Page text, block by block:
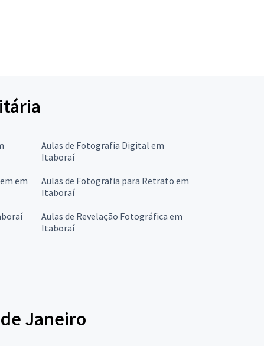
Aulas de Fotografia Digital em
Itaboraí
em
Aulas de Fotografia para Retrato em
Itaboraí
Aulas de Revelação Fotográfica em
Itaboraí
Janeiro